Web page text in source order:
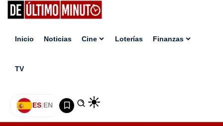
Inicio Noticias Cine Loterías Finanzas
TV
ES|EN